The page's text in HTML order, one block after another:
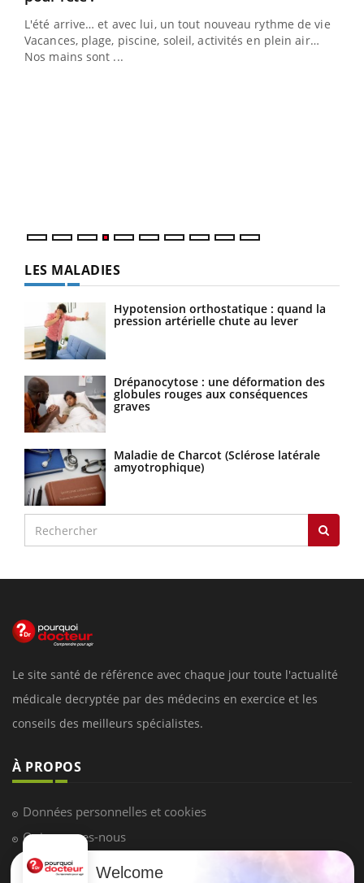
L'été arrive… et avec lui, un tout nouveau rythme de vie !
Vacances, plage, piscine, soleil, activités en plein air…
Nos mains sont ...
LES MALADIES
Hypotension orthostatique : quand la
pression artérielle chute au lever
Drépanocytose : une déformation des
globules rouges aux conséquences
graves
Maladie de Charcot (Sclérose latérale
amyotrophique)
Le site santé de référence avec chaque jour toute l'actualité
médicale decryptée par des médecins en exercice et les
conseils des meilleurs spécialistes.
À PROPOS
Données personnelles et cookies
Qui sommes-nous
Conditions d'utilisation
Welcome